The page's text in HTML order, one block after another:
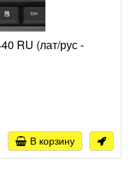
RU (лат/рус -
В корзину